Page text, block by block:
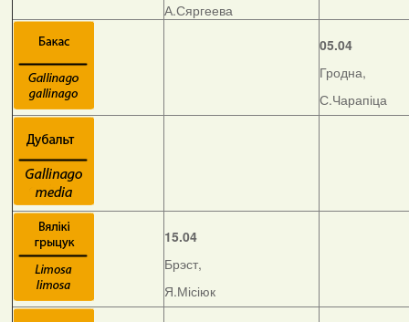
А.Сяргеева
05.04
Гродна,
С.Чарапіца
15.04
Брэст,
Я.Місіюк